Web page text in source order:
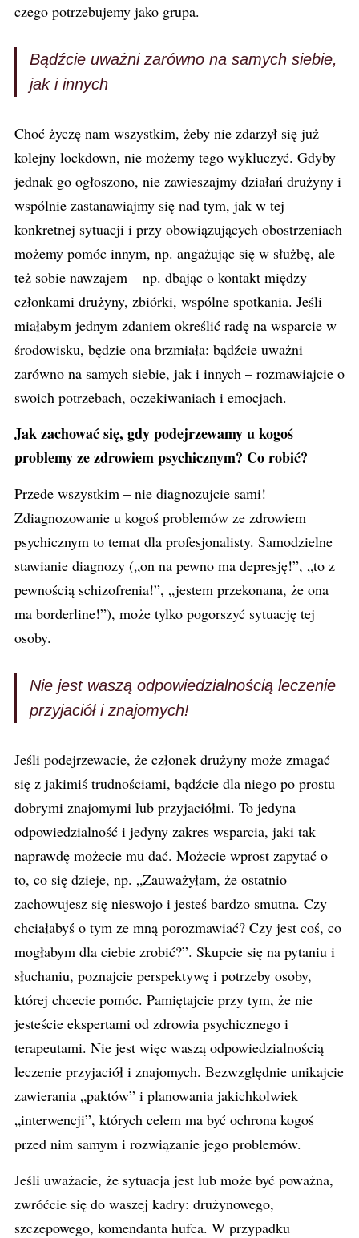
czego potrzebujemy jako grupa.
Bądźcie uważni zarówno na samych siebie,
jak i innych
Choć życzę nam wszystkim, żeby nie zdarzył się już
kolejny lockdown, nie możemy tego wykluczyć. Gdyby
jednak go ogłoszono, nie zawieszajmy działań drużyny i
wspólnie zastanawiajmy się nad tym, jak w tej
konkretnej sytuacji i przy obowiązujących obostrzeniach
możemy pomóc innym, np. angażując się w służbę, ale
też sobie nawzajem – np. dbając o kontakt między
członkami drużyny, zbiórki, wspólne spotkania. Jeśli
miałabym jednym zdaniem określić radę na wsparcie w
środowisku, będzie ona brzmiała: bądźcie uważni
zarówno na samych siebie, jak i innych – rozmawiajcie o
swoich potrzebach, oczekiwaniach i emocjach.
Jak zachować się, gdy podejrzewamy u kogoś
problemy ze zdrowiem psychicznym? Co robić?
Przede wszystkim – nie diagnozujcie sami!
Zdiagnozowanie u kogoś problemów ze zdrowiem
psychicznym to temat dla profesjonalisty. Samodzielne
stawianie diagnozy („on na pewno ma depresję!”, „to z
pewnością schizofrenia!”, „jestem przekonana, że ona
ma borderline!”), może tylko pogorszyć sytuację tej
osoby.
Nie jest waszą odpowiedzialnością leczenie
przyjaciół i znajomych!
Jeśli podejrzewacie, że członek drużyny może zmagać
się z jakimiś trudnościami, bądźcie dla niego po prostu
dobrymi znajomymi lub przyjaciółmi. To jedyna
odpowiedzialność i jedyny zakres wsparcia, jaki tak
naprawdę możecie mu dać. Możecie wprost zapytać o
to, co się dzieje, np. „Zauważyłam, że ostatnio
zachowujesz się nieswojo i jesteś bardzo smutna. Czy
chciałabyś o tym ze mną porozmawiać? Czy jest coś, co
mogłabym dla ciebie zrobić?”. Skupcie się na pytaniu i
słuchaniu, poznajcie perspektywę i potrzeby osoby,
której chcecie pomóc. Pamiętajcie przy tym, że nie
jesteście ekspertami od zdrowia psychicznego i
terapeutami. Nie jest więc waszą odpowiedzialnością
leczenie przyjaciół i znajomych. Bezwzględnie unikajcie
zawierania „paktów” i planowania jakichkolwiek
„interwencji”, których celem ma być ochrona kogoś
przed nim samym i rozwiązanie jego problemów.
Jeśli uważacie, że sytuacja jest lub może być poważna,
zwróćcie się do waszej kadry: drużynowego,
szczepowego, komendanta hufca. W przypadku